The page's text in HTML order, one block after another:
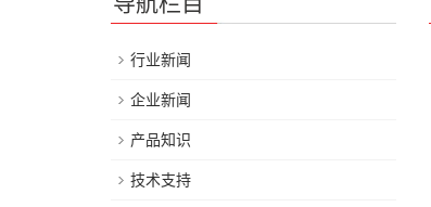
行业新闻
企业新闻
产品知识
技术支持